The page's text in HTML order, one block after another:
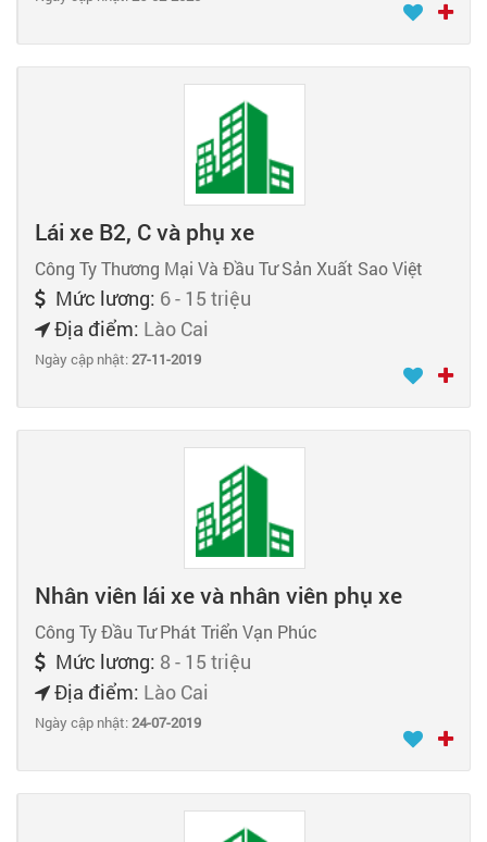
Lái xe B2, C và phụ xe
Công Ty Thương Mại Và Đầu Tư Sản Xuất Sao Việt
Mức lương: 6 - 15 triệu
Địa điểm: Lào Cai
Ngày cập nhật:27-11-2019
Nhân viên lái xe và nhân viên phụ xe
Công Ty Đầu Tư Phát Triển Vạn Phúc
Mức lương: 8 - 15 triệu
Địa điểm: Lào Cai
Ngày cập nhật:24-07-2019